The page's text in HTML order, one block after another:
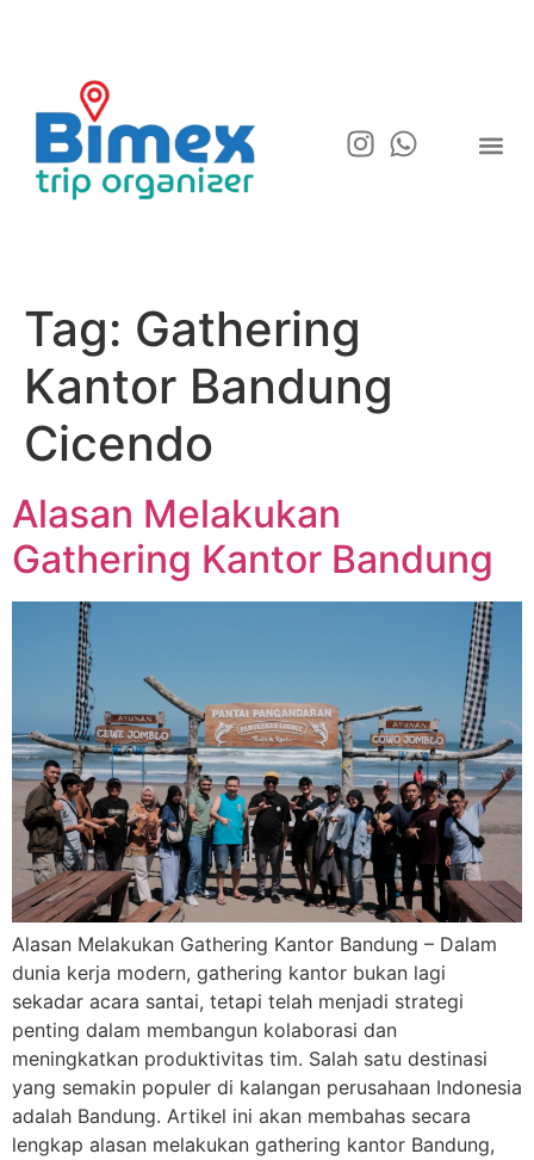
Tag: Gathering
Kantor Bandung
Cicendo
Alasan Melakukan
Gathering Kantor Bandung
Alasan Melakukan Gathering Kantor Bandung – Dalam
dunia kerja modern, gathering kantor bukan lagi
sekadar acara santai, tetapi telah menjadi strategi
penting dalam membangun kolaborasi dan
meningkatkan produktivitas tim. Salah satu destinasi
yang semakin populer di kalangan perusahaan Indonesia
adalah Bandung. Artikel ini akan membahas secara
lengkap alasan melakukan gathering kantor Bandung,